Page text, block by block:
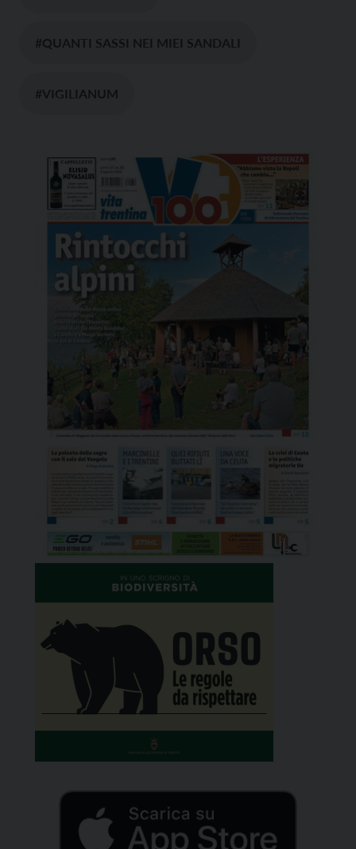
#QUANTI SASSI NEI MIEI SANDALI
#VIGILIANUM